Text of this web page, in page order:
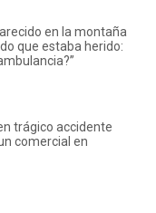
en la montaña
que estaba herido:
trágico accidente
comercial en